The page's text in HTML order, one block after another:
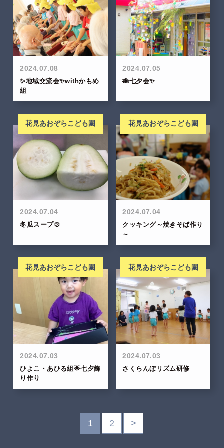
2024.07.08
✨地域交流会✨withかもめ
組
2024.07.05
🎋七夕会✨
花見あおぞらこども園
2024.07.04
冬瓜スープ🍲
花見あおぞらこども園
2024.07.04
クッキング～焼きそば作り
～
花見あおぞらこども園
2024.07.03
ひよこ・あひる組🌟七夕飾
り作り
花見あおぞらこども園
2024.07.03
さくらんぼリズム研修
1 2 >